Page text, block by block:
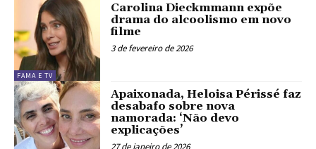
FAMA E TV
Carolina Dieckmmann expõe
drama do alcoolismo em novo
filme
3 de fevereiro de 2026
Apaixonada, Heloisa Périssé faz
desabafo sobre nova
namorada: ‘Não devo
explicações’
27 de janeiro de 2026